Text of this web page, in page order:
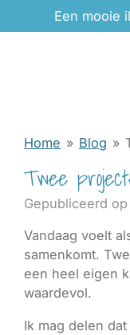
direct
Een mooie
Home » Blog »
Twee
Gepubliceerd
Vandaag voelt
samenkomt.
een heel eigen
waardevol.
Ik mag delen